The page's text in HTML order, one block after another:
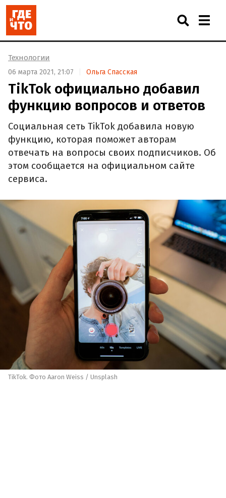
Технологии
06 марта 2021, 21:07 Ольга Спасская
TikTok официально добавил
функцию вопросов и ответов
Социальная сеть TikTok добавила новую
функцию, которая поможет авторам
отвечать на вопросы своих подписчиков. Об
этом сообщается на официальном сайте
сервиса.
TikTok. Фото Aaron Weiss / Unsplash